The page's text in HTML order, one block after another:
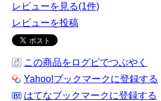
レビューを見る(1件)
レビューを投稿
この商品をログピでつぶやく
Yahoo!ブックマークに登録する
はてなブックマークに登録する